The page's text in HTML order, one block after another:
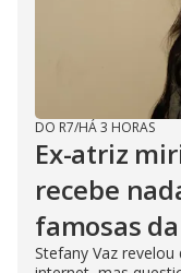
DO R7/HÁ 3 HORAS
Ex-atriz
recebe
famosas
Stefany Vaz